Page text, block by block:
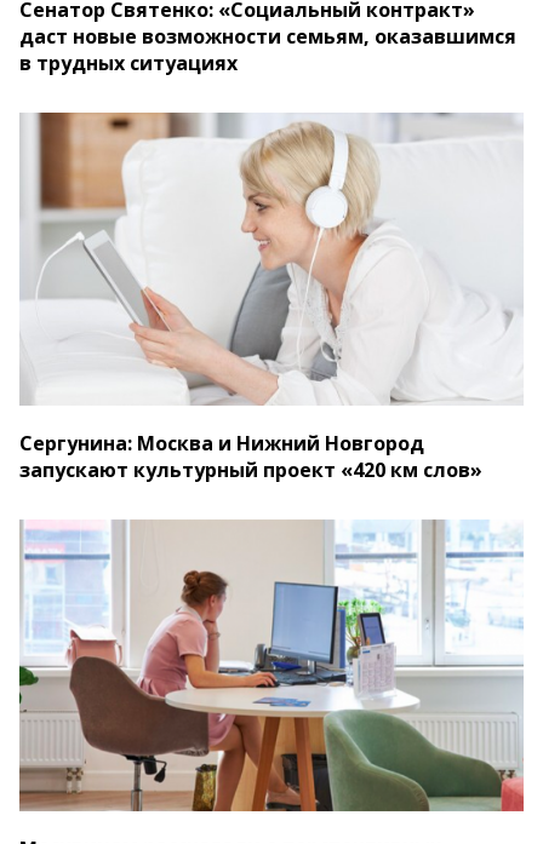
Сенатор Святенко: «Социальный контракт»
даст новые возможности семьям, оказавшимся
в трудных ситуациях
Сергунина: Москва и Нижний Новгород
запускают культурный проект «420 км слов»